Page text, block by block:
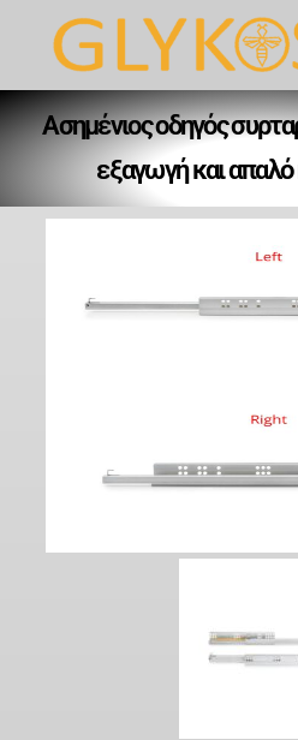
Ασημένιος οδηγός
εξαγωγή και απαλό